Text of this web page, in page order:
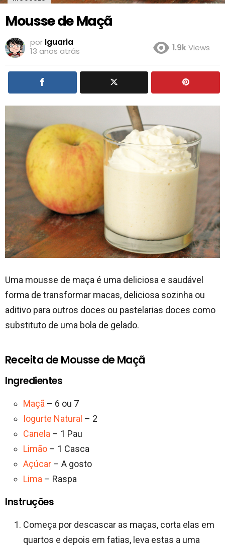
Mousse de Maçã
por Iguaria
13 anos atrás
1.9kViews
Uma mousse de maça é uma deliciosa e saudável
forma de transformar macas, deliciosa sozinha ou
aditivo para outros doces ou pastelarias doces como
substituto de uma bola de gelado.
Receita de Mousse de Maçã
Ingredientes
Maçã – 6 ou 7
Iogurte Natural – 2
Canela – 1 Pau
Limão – 1 Casca
Açúcar – A gosto
Lima – Raspa
Instruções
Começa por descascar as maças, corta elas em
quartos e depois em fatias, leva estas a uma